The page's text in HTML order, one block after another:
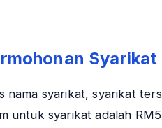
Syarikat
nama syarikat, syarikat
untuk syarikat adalah